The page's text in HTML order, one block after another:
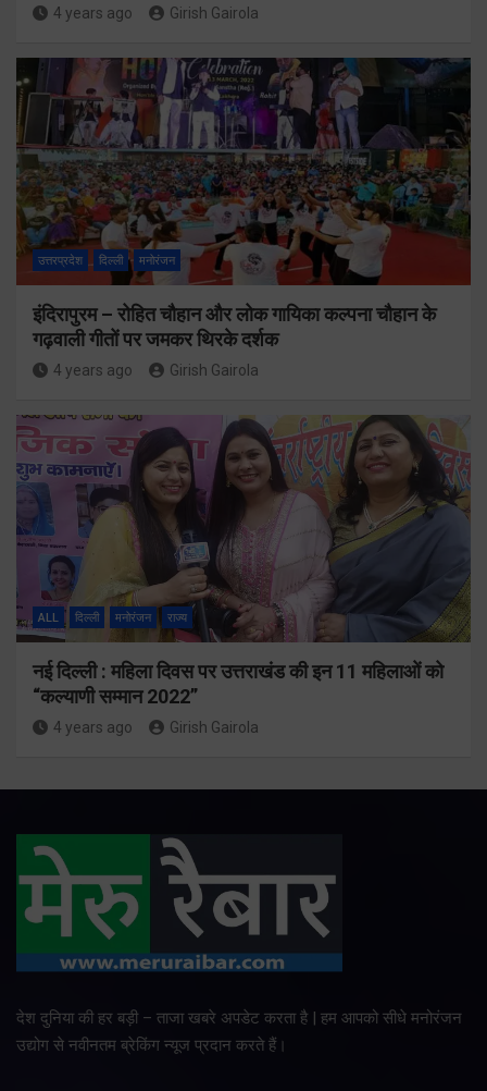
4 years ago Girish Gairola
उत्तरप्रदेश दिल्ली मनोरंजन
इंदिरापुरम – रोहित चौहान और लोक गायिका कल्पना चौहान के
गढ़वाली गीतों पर जमकर थिरके दर्शक
4 years ago Girish Gairola
ALL दिल्ली मनोरंजन राज्य
नई दिल्ली : महिला दिवस पर उत्तराखंड की इन 11 महिलाओं को
“कल्याणी सम्मान 2022”
4 years ago Girish Gairola
देश दुनिया की हर बड़ी – ताजा खबरे अपडेट करता है | हम आपको सीधे मनोरंजन
उद्योग से नवीनतम ब्रेकिंग न्यूज प्रदान करते हैं।